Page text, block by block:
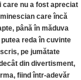
nu a fost apreciat
care încă
până în măduva
reda în cuvinte
pe jumătate
din divertisment,
fiind într-adevăr